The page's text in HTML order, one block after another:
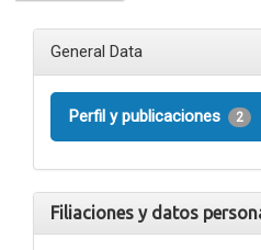
General Data
Perfil y publicaciones 2
Filiaciones y datos